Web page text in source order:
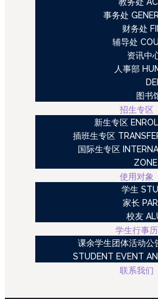
事务处
财务处
辅导处
资讯中
人事部
图书
招生专区
新生专区
插班生专区
国际生专区
ZONE
使用对象
学生
家长
校友
学生行事历
课余学生团体活动公
STUDENT EVENT
联系我们